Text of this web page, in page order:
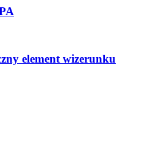
element wizerunku